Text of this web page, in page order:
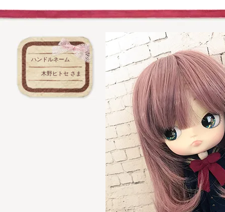
ハンドルネーム
木野ヒトセ さま